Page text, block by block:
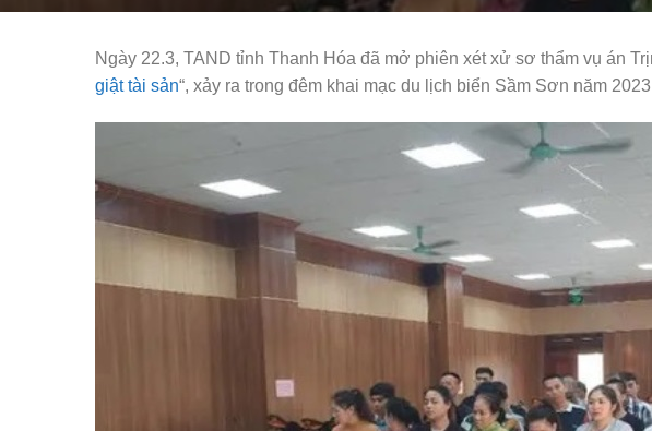
Ngày 22.3, TAND tỉnh Thanh Hóa đã mở phiên xét xử sơ thẩm vụ án
giật tài sản“, xảy ra trong đêm khai mạc du lịch biển Sầm Sơn năm